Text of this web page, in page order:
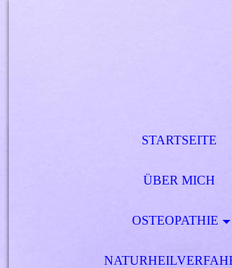
STARTSEITE
ÜBER MICH
OSTEOPATHIE